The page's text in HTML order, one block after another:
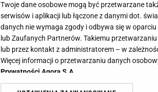
Twoje dane osobowe mogą być przetwarzane
serwisów i aplikacji lub łączone z danymi dot.
danych nie wymaga zgody i odbywa się w
lub Zaufanych Partnerów. Takiemu
lub przez kontakt z administratorem – w
Więcej informacji o przetwarzaniu danych
Prywatności Agora S.A.